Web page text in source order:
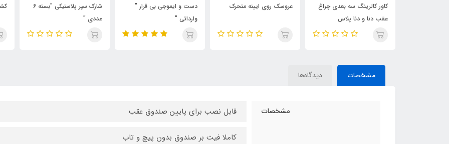
عروسک روی ایینه متحرک
دست و ایموجی بی قرار "
عددی "
کشتی معلق
مشخصات دیدگاه‌ها
مشخصات قابل نصب برای پایین صندوق عقب
کاملا فیت بر صندوق بدون پیچ و تاب